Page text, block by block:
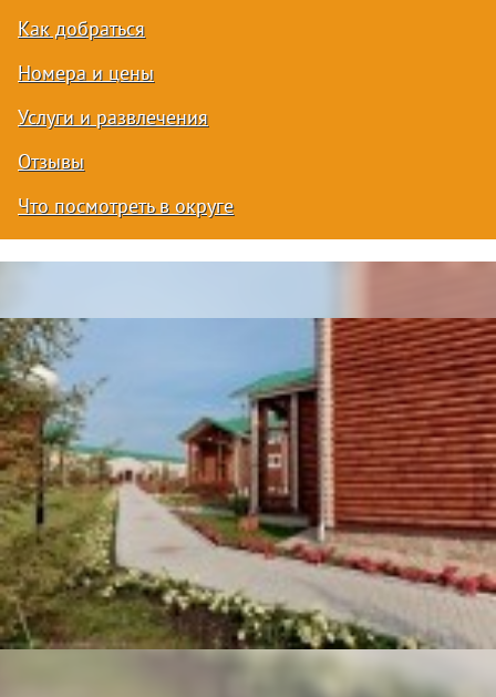
Как добраться
Номера и цены
Услуги и развлечения
Отзывы
Что посмотреть в округе